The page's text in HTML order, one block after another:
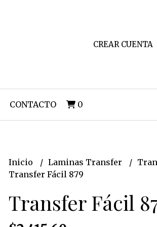
CREAR CUENTA
CONTACTO 0
Inicio Laminas Transfer
Transfer Fácil 879
Transfer Fácil